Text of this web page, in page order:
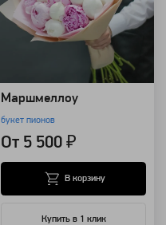
Маршмеллоу
букет пионов
От 5 500 ₽
Купить в 1 клик
В корзину